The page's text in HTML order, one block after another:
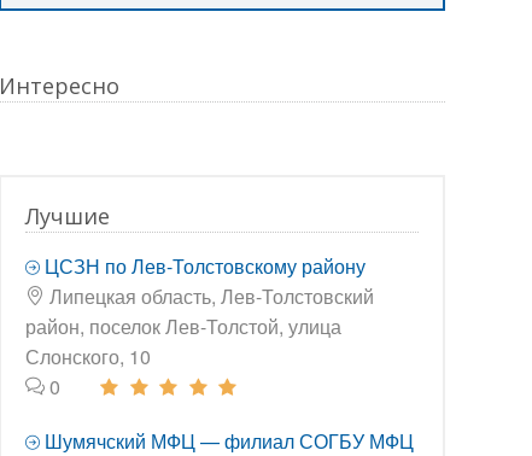
Интересно
Лучшие
ЦСЗН по Лев-Толстовскому району
Липецкая область, Лев-Толстовский
район, поселок Лев-Толстой, улица
Слонского, 10
0
Шумячский МФЦ — филиал СОГБУ МФЦ